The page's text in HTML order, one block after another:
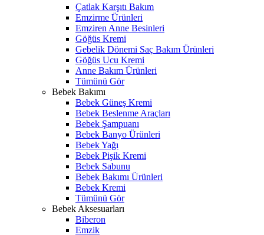
Çatlak Karşıtı Bakım
Emzirme Ürünleri
Emziren Anne Besinleri
Göğüs Kremi
Gebelik Dönemi Saç Bakım Ürünleri
Göğüs Ucu Kremi
Anne Bakım Ürünleri
Tümünü Gör
Bebek Bakımı
Bebek Güneş Kremi
Bebek Beslenme Araçları
Bebek Şampuanı
Bebek Banyo Ürünleri
Bebek Yağı
Bebek Pişik Kremi
Bebek Sabunu
Bebek Bakımı Ürünleri
Bebek Kremi
Tümünü Gör
Bebek Aksesuarları
Biberon
Emzik